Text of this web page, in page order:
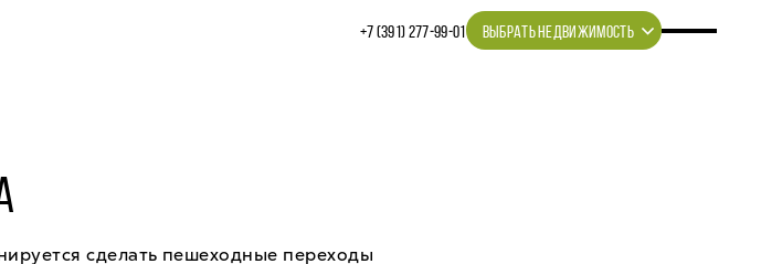
+7 (391) 277‒99‒01 ВЫБРАТЬ НЕДВИЖИМОСТЬ
сделать пешеходные переходы